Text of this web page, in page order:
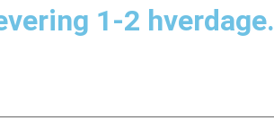
1-2 hverdage.